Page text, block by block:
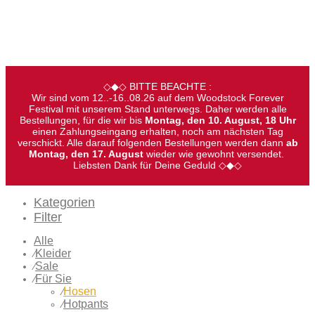
◇◆◇ BITTE BEACHTE :
Wir sind vom 12..-16..08.26 auf dem Woodstock Forever
Festival mit unserem Stand unterwegs. Daher werden alle
Bestellungen, für die wir bis Montag, den 10. August, 18 Uhr
einen Zahlungseingang erhalten, noch am nächsten Tag
verschickt. Alle darauf folgenden Bestellungen werden dann ab
Montag, den 17. August wieder wie gewohnt versendet.
Liebsten Dank für Deine Geduld ◇◆◇
Kategorien
Filter
Alle
⁄Kleider
⁄Sale
⁄Für Sie
⁄Hosen
⁄Hotpants